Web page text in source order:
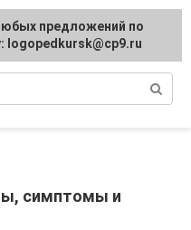
симптомы и
предложений по
logopedkursk@cp9.ru